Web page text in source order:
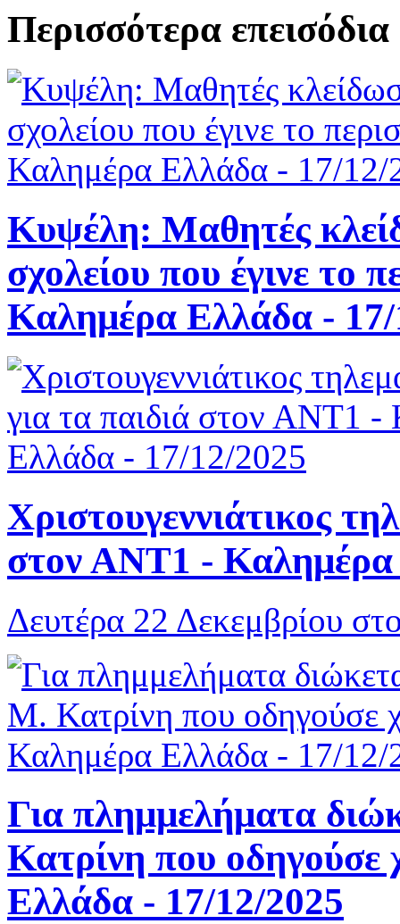
Περισσότερα επεισόδια
Κυψέλη: Μαθητές
σχολείου που έγινε το
Καλημέρα Ελλάδα -
Χριστουγεννιάτικος
στον ΑΝΤ1 -
Δευτέρα 22 Δεκεμβρίου
Για πλημμελήματα
Κατρίνη που
Ελλάδα - 17/12/2025